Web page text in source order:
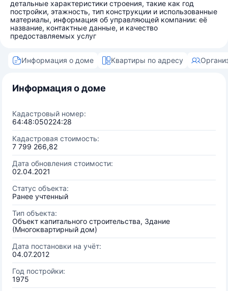
детальные характеристики строения, такие как год
постройки, этажность, тип конструкции и использованные
материалы, информация об управляющей компании: её
название, контактные данные, и качество
предоставляемых услуг
Информация о доме Квартиры по адресу
Информация о доме
Кадастровый номер:
64:48:050224:28
Кадастровая стоимость:
7 799 266,82
Дата обновления стоимости:
02.04.2021
Статус объекта:
Ранее учтенный
Тип объекта:
Объект капитального строительства, Здание
(Многоквартирный дом)
Дата постановки на учёт:
04.07.2012
Год постройки:
1975